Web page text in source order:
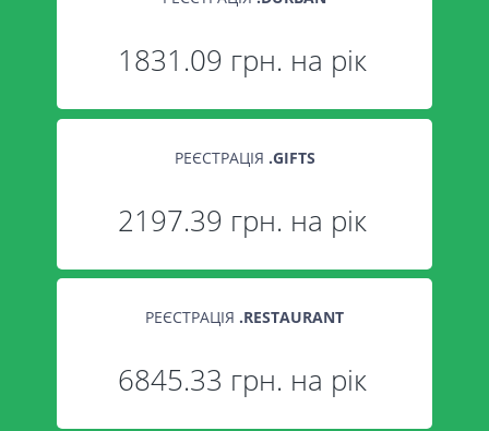
1831.09 грн. на рік
РЕЄСТРАЦІЯ .GIFTS
2197.39 грн. на рік
РЕЄСТРАЦІЯ .RESTAURANT
6845.33 грн. на рік